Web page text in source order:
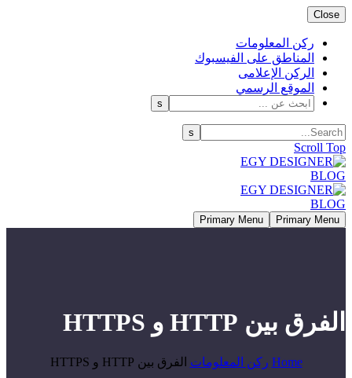
Close
ركن المعلومات
المناطق على الفيسبوك
الركن الإعلامى
الموقع الرسمي
Scroll Top
Primary Menu
Primary Menu
الفرق بين HTTP و HTTPS
Home ركن المعلومات الفرق بين HTTP و HTTPS